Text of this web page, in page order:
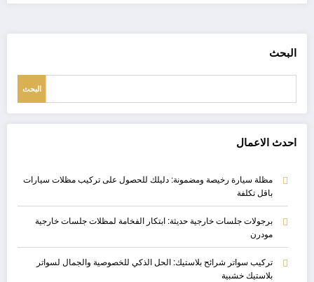
البحث
البحث
احدث الاعمال
مظلة سيارة رخيصة ومضمونة: دليلك للحصول على تركيب مظلات سيارات
باقل تكلفة
برجولات جلسات خارجية حديثة: ابتكار الفخامة لمظلات جلسات خارجية
مودرن
تركيب سواتر شرائح بلاستيك: الحل الذكي للخصوصية والجمال لسواتر
بلاستيك خشبية